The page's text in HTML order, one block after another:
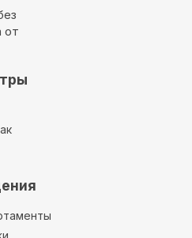
от